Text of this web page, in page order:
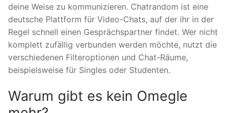
deine Weise zu kommunizieren. Chatrandom ist eine
deutsche Plattform für Video-Chats, auf der ihr in der
Regel schnell einen Gesprächspartner findet. Wer nicht
komplett zufällig verbunden werden möchte, nutzt die
verschiedenen Filteroptionen und Chat-Räume,
beispielsweise für Singles oder Studenten.
Warum gibt es kein Omegle